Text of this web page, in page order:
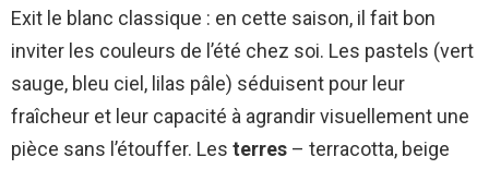
Exit le blanc classique : en cette saison, il fait bon
inviter les couleurs de l’été chez soi. Les pastels (vert
sauge, bleu ciel, lilas pâle) séduisent pour leur
fraîcheur et leur capacité à agrandir visuellement une
pièce sans l’étouffer. Les terres – terracotta, beige